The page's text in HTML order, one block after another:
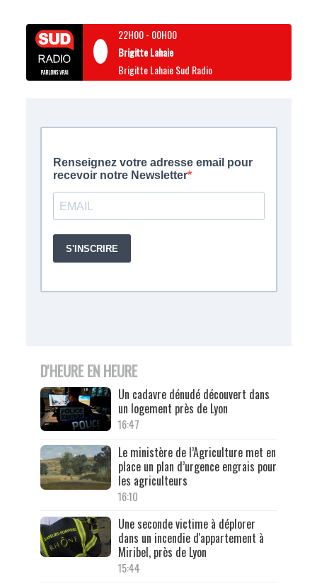
22H00- 00H00
Brigitte Lahaie
Brigitte Lahaie Sud Radio
D'HEURE EN HEURE
Un cadavre dénudé découvert dans
un logement près de Lyon
16:47
Le ministère de l’Agriculture met en
place un plan d’urgence engrais pour
les agriculteurs
16:10
Une seconde victime à déplorer
dans un incendie d'appartement à
Miribel, près de Lyon
15:44